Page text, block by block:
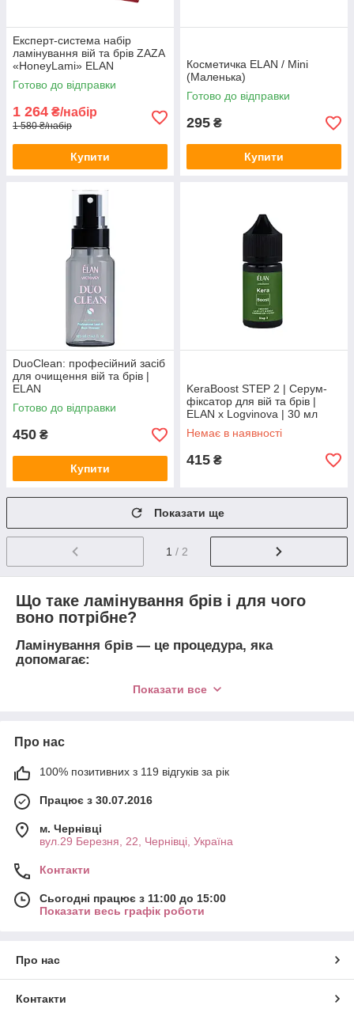
Експерт-система набір
ламінування вій та брів ZAZA
«HoneyLami» ELAN
Готово до відправки
1 264 ₴/набір
1 580 ₴/набір
Купити
Косметичка ELAN / Mini
(Маленька)
Готово до відправки
295 ₴
Купити
DuoClean: професійний засіб
для очищення вій та брів |
ELAN
Готово до відправки
450 ₴
Купити
KeraBoost STEP 2 | Серум-
фіксатор для вій та брів |
ELAN x Logvinova | 30 мл
Немає в наявності
415 ₴
Показати ще
1 / 2
Що таке ламінування брів і для чого
воно потрібне?
Ламінування брів — це процедура, яка
допомагає:
зафіксувати волоски у бажаному напрямку;
Elan використовує передові технології та якісні компоненти,
безпекою.
Особливості продукції Elan
Чому обирають Elan для ламінування брів?
Інноваційні технології.
Продукти розроблені для
професійного використання як майстрами, так і
Безпека. Склади підходять для всіх типів шкіри, але
спочатку проведіть тест на алергію.
Огляд складів для ламінування Elan
ПродукціяElan включає все необхідне для процедури:
Показати все
Про нас
100% позитивних з 119 відгуків за рік
Працює з 30.07.2016
м. Чернівці
вул.29 Березня, 22, Чернівці, Україна
Контакти
Сьогодні працює з 11:00 до 15:00
Показати весь графік роботи
Про нас
Контакти